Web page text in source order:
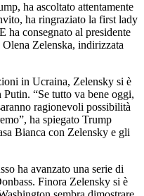
ha ascoltato attentamente
ha ringraziato la first lady
ha consegnato al presidente
Zelenska, indirizzata
in Ucraina, Zelensky si è
“Se tutto va bene oggi,
ragionevoli possibilità
ha spiegato Trump
Bianca con Zelensky e gli
ha avanzato una serie di
Finora Zelensky si è